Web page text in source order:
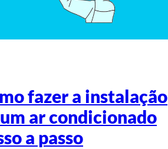
fazer a instalação
ar condicionado
a passo